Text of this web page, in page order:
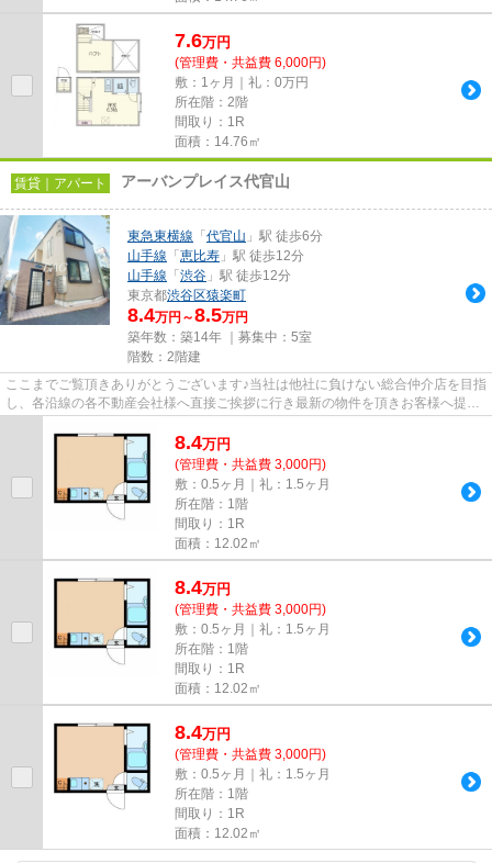
7.6万円
(管理費・共益費 6,000円)
敷：1ヶ月｜礼：0万円
所在階：2階
間取り：1R
面積：14.76㎡
賃貸｜アパート アーバンプレイス代官山
東急東横線 「 代官山 」駅 徒歩6分
山手線 「 恵比寿 」駅 徒歩12分
山手線 「 渋谷 」駅 徒歩12分
東京都渋谷区猿楽町
8.4万円～8.5万円
築年数：築14年 ｜募集中： 5室
階数：2階建
ここまでご覧頂きありがとうございます♪当社は他社に負けない総合仲介店を目指
し、各沿線の各不動産会社様へ直接ご挨拶に行き最新の物件を頂きお客様へ提供
8.4万円
(管理費・共益費 3,000円)
敷：0.5ヶ月｜礼：1.5ヶ月
所在階：1階
間取り：1R
面積：12.02㎡
8.4万円
(管理費・共益費 3,000円)
敷：0.5ヶ月｜礼：1.5ヶ月
所在階：1階
間取り：1R
面積：12.02㎡
8.4万円
(管理費・共益費 3,000円)
敷：0.5ヶ月｜礼：1.5ヶ月
所在階：1階
間取り：1R
面積：12.02㎡